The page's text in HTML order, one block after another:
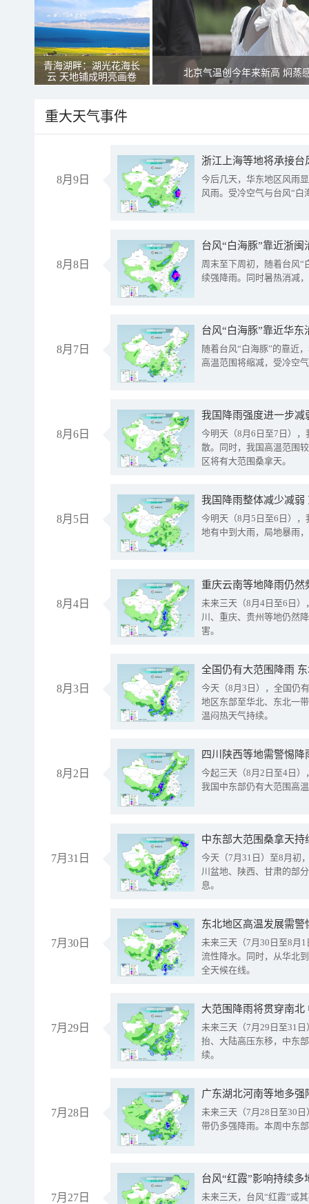
青海湖畔：湖光花海长
云 天地铺成明亮画卷
北京气温创今年来新高 焖蒸
重大天气事件
8月9日
浙江上海等地将承接台
今后几天，华东地区风雨
风雨。受冷空气与台风“白
8月8日
台风“白海豚”靠近浙
周末至下周初，随着台风“
续强降雨。同时暑热消减
8月7日
台风“白海豚”靠近华
随着台风“白海豚”的靠近
高温范围将缩减，受冷空
8月6日
今明天（8月6日至7日）
散。同时，我国高温范围
区将有大范围桑拿天。
8月5日
我国降雨整体减少减弱
今明天（8月5日至6日）
地有中到大雨，局地暴雨
8月4日
重庆云南等地降雨仍然
未来三天（8月4日至6日
川、重庆、贵州等地仍然
害。
8月3日
全国仍有大范围降雨
今天（8月3日），全国仍
地区东部至华北、东北一
温闷热天气持续。
8月2日
今起三天（8月2日至4日
我国中东部仍有大范围高
7月31日
中东部大范围桑拿天
今天（7月31日）至8月初
川盆地、陕西、甘肃的部
息。
7月30日
东北地区高温发展需
未来三天（7月30日至8月
流性降水。同时，从华北
全天候在线。
7月29日
大范围降雨将贯穿南
未来三天（7月29日至31
抬、大陆高压东移，中东
续。
7月28日
广东湖北河南等地多
未来三天（7月28日至30
带仍多强降雨。本周中东
7月27日
台风“红霞”影响持续
未来三天，台风“红霞”或